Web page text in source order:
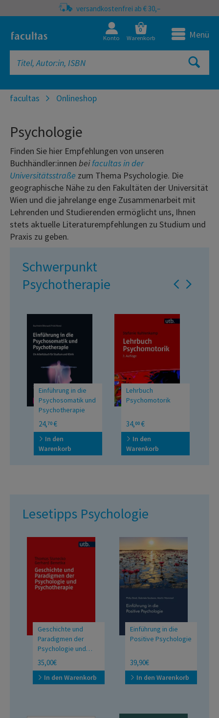
versandkostenfrei ab € 30,–
Konto
0
Warenkorb Menü
facultas Onlineshop
Psychologie
Finden Sie hier Empfehlungen von unseren
Buchhändler:innen beifacultas in der
Universitätsstraße zum Thema Psychologie. Die
geographische Nähe zu den Fakultäten der Universität
Wien und die jahrelange enge Zusammenarbeit mit
Lehrenden und Studierenden ermöglicht uns, Ihnen
stets aktuelle Literaturempfehlungen zu Studium und
Praxis zu geben.
Schwerpunkt
Psychotherapie
Lehrbuch
Psychomotorik
UTB Grosse Reihe
34,00 €
In den
Warenkorb
Bausteine der
Persönlichkeitsentwicklung
Transdiagnostische
Methoden in der
Verhaltenstherapie mit
Erwachsenen
29,90 €
In den
Warenkorb
Lesetipps Psychologie
Geschichte und
Paradigmen der
Psychologie und
Psychotherapie
35,00€
In den Warenkorb
Einführung in die
Positive Psychologie
39,90€
In den Warenkorb